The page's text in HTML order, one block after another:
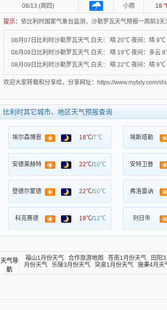
08/13 (周四)
小雨 18
提示： 依比利时国家气象台监测，沙勒罗瓦天气预报一周前3
08月07日比利时沙勒罗瓦天气 白天： 晴 20℃ 夜间： 晴 9℃
08月08日比利时沙勒罗瓦天气 白天： 晴 19℃ 夜间： 多云
08月09日比利时沙勒罗瓦天气 白天： 晴 22℃ 夜间： 晴 9℃
欢迎大家转载和分享给，分享网址：https://www.mytxly.com/
比利时其它城市、地区天气预报查询
埃尔森博恩 18℃/7℃ 埃斯塔勒
安德莱赫特 22℃/10℃ 安特卫普
登德尔蒙德 22℃/10℃ 弗洛雷讷
科克赛德 19℃/12℃ 列日市
天气导
航
福山1月份天气 合作旅游地图 苍南1月份天气 田阳
月份天气
乐陵3月份天气 突泉1月份天气 施秉4月天